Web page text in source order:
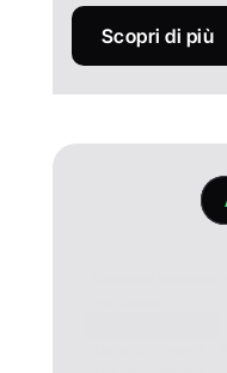
Scopri di più